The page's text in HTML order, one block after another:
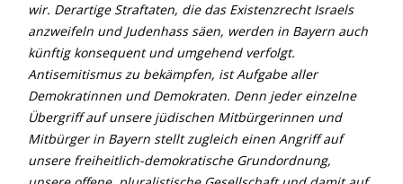
wir. Derartige Straftaten, die das Existenzrecht Israels
anzweifeln und Judenhass säen, werden in Bayern auch
künftig konsequent und umgehend verfolgt.
Antisemitismus zu bekämpfen, ist Aufgabe aller
Demokratinnen und Demokraten. Denn jeder einzelne
Übergriff auf unsere jüdischen Mitbürgerinnen und
Mitbürger in Bayern stellt zugleich einen Angriff auf
unsere freiheitlich-demokratische Grundordnung,